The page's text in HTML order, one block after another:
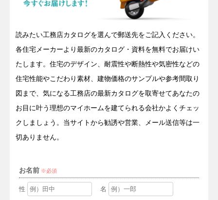
読みたい工務店カタログを選んで郵送先をご記入ください。
各住宅メーカーより最新のカタログ・資料を無料でお届けい
たします。住宅のデザイン、耐震性や断熱性や気密性などの
住宅性能やこだわり素材、建物価格のサンプルや参考間取り
図まで、気になる工務店の最新カタログを取寄せてあなたの
お目に叶う理想のマイホームを建てられる会社かよくチェッ
クしましょう。当サイトから勧誘や営業、メール送信等は一
切ありません。
お名前 必須
性 名